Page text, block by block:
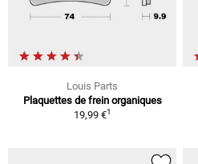
Louis Parts
Plaquettes de frein organiques
19,99 €1